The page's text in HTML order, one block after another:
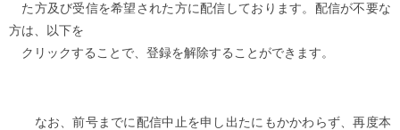
た方及び受信を希望された方に配信しております。配信が不要な
方は、以下を
クリックすることで、登録を解除することができます。
なお、前号までに配信中止を申し出たにもかかわらず、再度本